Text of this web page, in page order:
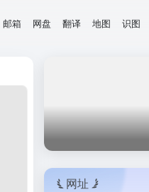
邮箱 网盘 翻译 地图 识图
网址